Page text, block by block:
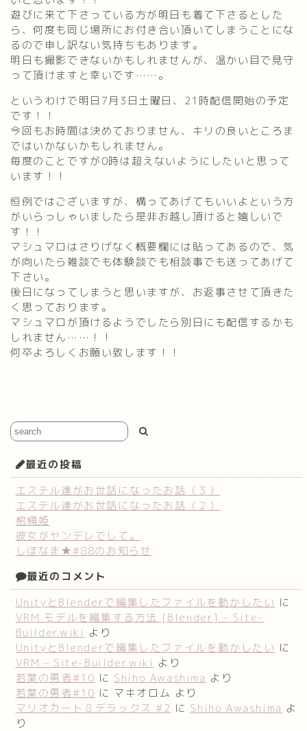
遊びに来て下さっている方が明日も着て下さるとした
ら、何度も同じ場所にお付き合い頂いてしまうことにな
るので申し訳ない気持ちもあります。
明日も撮影できないかもしれませんが、温かい目で見守
って頂けますと幸いです……。
というわけで明日7月3日土曜日、21時配信開始の予定
です！！
今回もお時間は決めておりません、キリの良いところま
ではいかないかもしれません。
毎度のことですが0時は超えないようにしたいと思って
います！！
恒例ではございますが、構ってあげてもいいよという方
がいらっしゃいましたら是非お越し頂けると嬉しいで
す！！
マシュマロはさりげなく概要欄には貼ってあるので、気
が向いたら雑談でも体験談でも相談事でも送ってあげて
下さい。
後日になってしまうと思いますが、お返事させて頂きた
く思っております。
マシュマロが頂けるようでしたら別日にも配信するかも
しれません……！！
何卒よろしくお願い致します！！
最近の投稿
エステル達がお世話になったお話（３）
エステル達がお世話になったお話（２）
棺桶姫
彼女がヤンデレでして。
しほなま★#88のお知らせ
最近のコメント
UnityとBlenderで編集したファイルを動かしたい に
VRM モデルを編集する方法 [Blender] – Site-
Builder.wiki より
UnityとBlenderで編集したファイルを動かしたい に
VRM – Site-Builder.wiki より
若葉の勇者#10 に Shiho Awashima より
若葉の勇者#10 に マキオロム より
マリオカート８デラックス #2 に Shiho Awashima よ
り